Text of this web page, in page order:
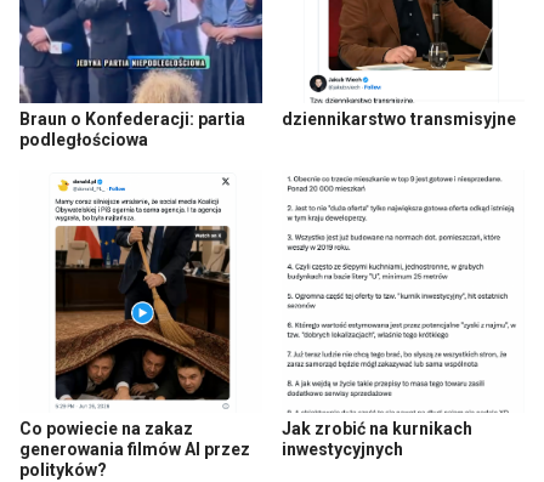
Braun o Konfederacji: partia
podległościowa
dziennikarstwo transmisyjne
Co powiecie na zakaz
generowania filmów AI przez
polityków?
Jak zrobić na kurnikach
inwestycyjnych